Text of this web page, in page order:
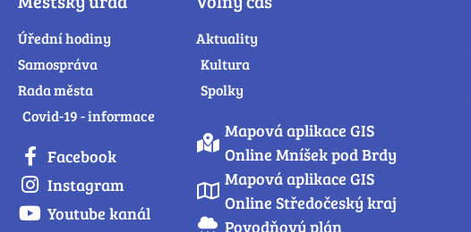
Úřední hodiny
Samospráva
Rada města
Covid-19 - informace
Facebook
Instagram
Youtube kanál
Aktuality
Kultura
Spolky
Mapová aplikace GIS
Online Mníšek pod Brdy
Mapová aplikace GIS
Online Středočeský kraj
Povodňový plán